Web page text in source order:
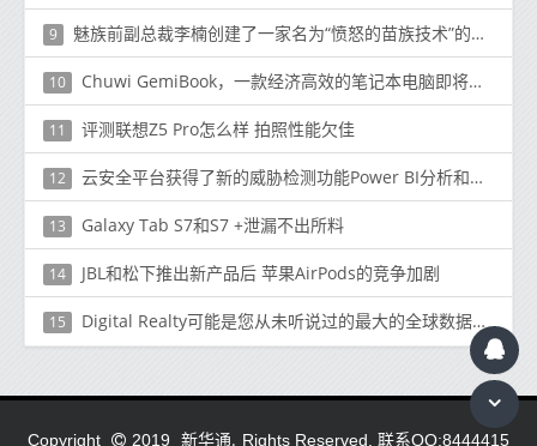
9 魅族前副总裁李楠创建了一家名为“愤怒的苗族技术”的新公司
10 Chuwi GemiBook，一款经济高效的笔记本电脑即将问世
11 评测联想Z5 Pro怎么样 拍照性能欠佳
12 云安全平台获得了新的威胁检测功能Power BI分析和新的更高级的防火墙选项
13 Galaxy Tab S7和S7 +泄漏不出所料
14 JBL和松下推出新产品后 苹果AirPods的竞争加剧
15 Digital Realty可能是您从未听说过的最大的全球数据中心
Copyright 2019 新华通. Rights Reserved. 联系QQ:8444415